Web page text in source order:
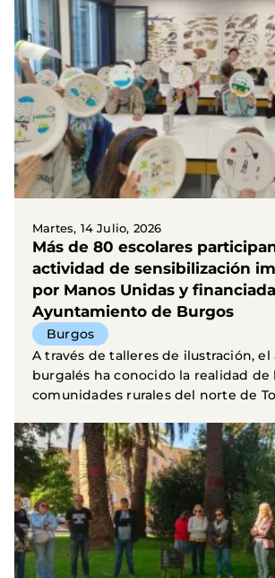
Martes, 14 Julio, 2026
Más de 80 escolares
actividad de sensibilización
por Manos Unidas y
Ayuntamiento de Burgos
Burgos
A través de talleres de ilustración,
burgalés ha conocido la realidad de
comunidades rurales del norte de